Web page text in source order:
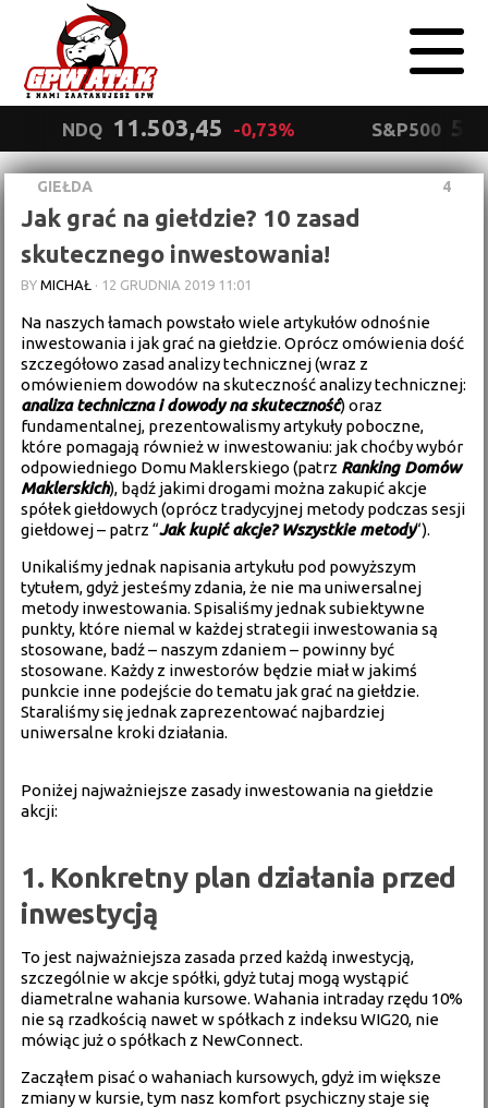
NDQ 11.503,45 -0,73% S&P500
GIEŁDA 4
Jak grać na giełdzie? 10 zasad
skutecznego inwestowania!
BYMICHAŁ · 12 GRUDNIA 2019 11:01
Na naszych łamach powstało wiele artykułów odnośnie
inwestowania i jak grać na giełdzie. Oprócz omówienia dość
szczegółowo zasad analizy technicznej (wraz z
omówieniem dowodów na skuteczność analizy technicznej:
analiza techniczna i dowody na skuteczność) oraz
fundamentalnej, prezentowalismy artykuły poboczne,
które pomagają również w inwestowaniu: jak choćby wybór
odpowiedniego Domu Maklerskiego (patrz Ranking Domów
Maklerskich), bądź jakimi drogami można zakupić akcje
spółek giełdowych (oprócz tradycyjnej metody podczas sesji
giełdowej – patrz “Jak kupić akcje? Wszystkie metody“).
Unikaliśmy jednak napisania artykułu pod powyższym
tytułem, gdyż jesteśmy zdania, że nie ma uniwersalnej
metody inwestowania. Spisaliśmy jednak subiektywne
punkty, które niemal w każdej strategii inwestowania są
stosowane, badź – naszym zdaniem – powinny być
stosowane. Każdy z inwestorów będzie miał w jakimś
punkcie inne podejście do tematu jak grać na giełdzie.
Staraliśmy się jednak zaprezentować najbardziej
uniwersalne kroki działania.
Poniżej najważniejsze zasady inwestowania na giełdzie
akcji:
1. Konkretny plan działania przed
inwestycją
To jest najważniejsza zasada przed każdą inwestycją,
szczególnie w akcje spółki, gdyż tutaj mogą wystąpić
diametralne wahania kursowe. Wahania intraday rzędu 10%
nie są rzadkością nawet w spółkach z indeksu WIG20, nie
mówiąc już o spółkach z NewConnect.
Zacząłem pisać o wahaniach kursowych, gdyż im większe
zmiany w kursie, tym nasz komfort psychiczny staje się
prywatności
Wyrażam zgodę.